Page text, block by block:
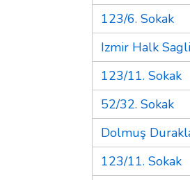
123/6. Sokak
Izmir Halk
123/11. Sokak
52/32. Sokak
Dolmuş
123/11. Sokak